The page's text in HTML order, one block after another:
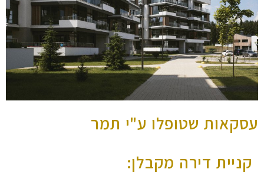
עסקאות שטופלו ע"י תמר
קניית דירה מקבלן: